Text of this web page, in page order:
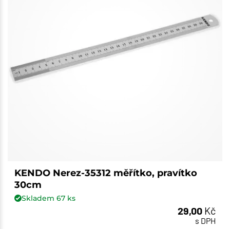
KENDO Nerez-35312 měřítko, pravítko
30cm
Skladem 67ks
29,00 Kč
s DPH